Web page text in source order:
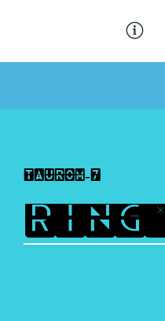
taurom-7
RI NG*